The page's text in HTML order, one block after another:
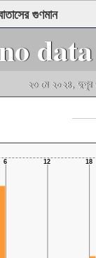
গুণমান
data
২৩ মে ২০২৪, দুপুর